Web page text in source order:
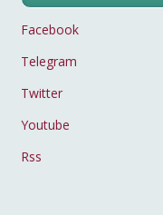
Facebook
Telegram
Twitter
Youtube
Rss